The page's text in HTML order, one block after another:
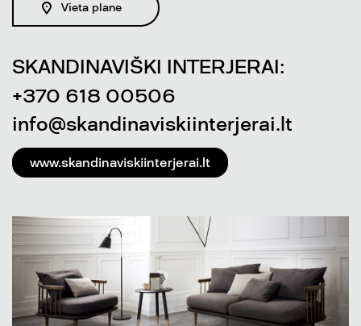
Vieta plane
SKANDINAVIŠKI INTERJERAI:
+370 618 00506
info@skandinaviskiinterjerai.lt
www.skandinaviskiinterjerai.lt